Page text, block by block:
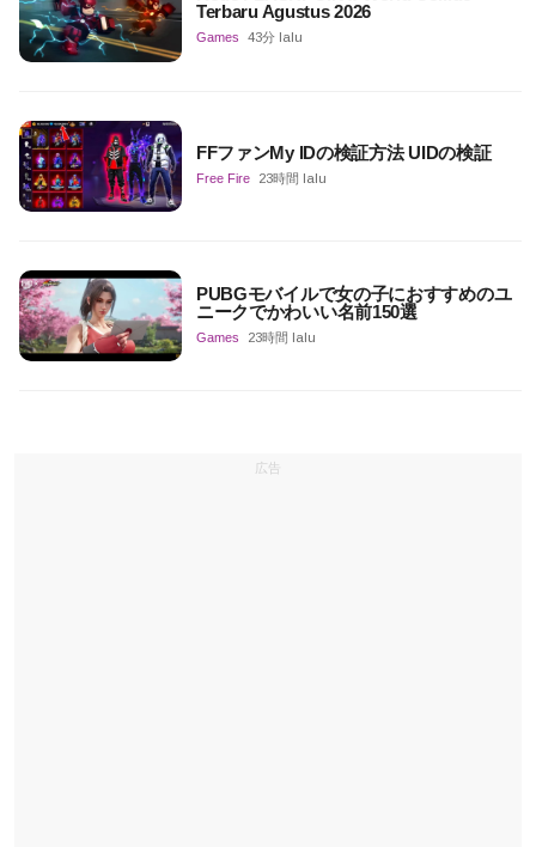
Terbaru Agustus 2026
Games 43分 lalu
FFファンMy IDの検証方法 UIDの検証
Free Fire 23時間 lalu
PUBGモバイルで女の子におすすめのユ
ニークでかわいい名前150選
Games 23時間 lalu
広告